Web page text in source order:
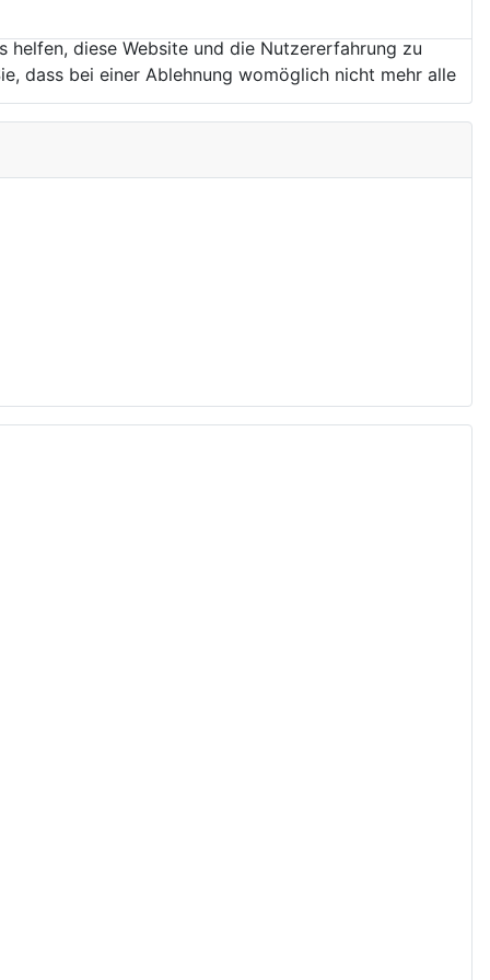
helfen, diese Website und die Nutzererfahrung zu
dass bei einer Ablehnung womöglich nicht mehr alle